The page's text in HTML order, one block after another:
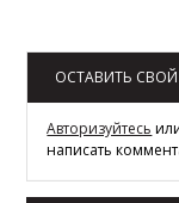
ОСТАВИТЬ
Авторизуйтесь
написать